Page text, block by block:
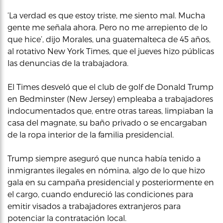
‘La verdad es que estoy triste, me siento mal. Mucha
gente me señala ahora. Pero no me arrepiento de lo
que hice’, dijo Morales, una guatemalteca de 45 años,
al rotativo New York Times, que el jueves hizo públicas
las denuncias de la trabajadora.
El Times desveló que el club de golf de Donald Trump
en Bedminster (New Jersey) empleaba a trabajadores
indocumentados que, entre otras tareas, limpiaban la
casa del magnate, su baño privado o se encargaban
de la ropa interior de la familia presidencial.
Trump siempre aseguró que nunca había tenido a
inmigrantes ilegales en nómina, algo de lo que hizo
gala en su campaña presidencial y posteriormente en
el cargo, cuando endureció las condiciones para
emitir visados a trabajadores extranjeros para
potenciar la contratación local.